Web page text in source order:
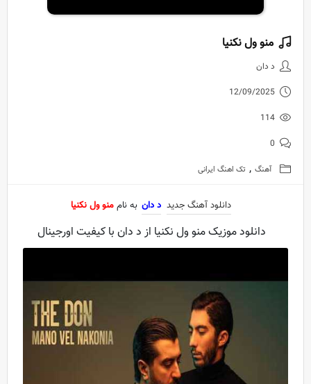
دانلود آهنگ جدید د دان به نام
منو ول نکنیا
د دان
12/09/2025
114
0
آهنگ , تک اهنگ ایرانی
دانلود آهنگ جدید د دان به ناممنو ول نکنیا
دانلود موزیک منو ول نکنیا از د دان با کیفیت اورجینال